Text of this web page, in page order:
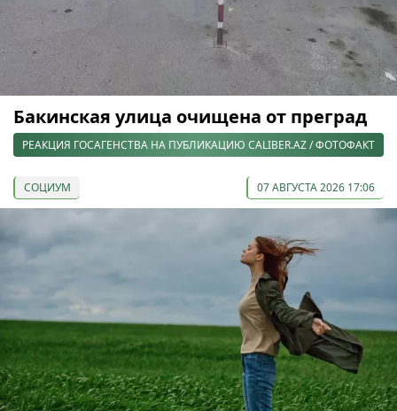
Бакинская улица очищена от преград
РЕАКЦИЯ ГОСАГЕНСТВА НА ПУБЛИКАЦИЮ CALIBER.AZ / ФОТОФАКТ
СОЦИУМ 07 АВГУСТА 2026 17:06